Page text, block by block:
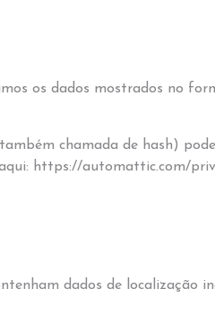
os dados mostrados no
chamada de hash)
https://automattic.com/
dados de localização